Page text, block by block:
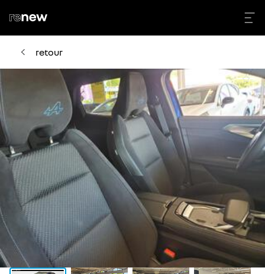
retour